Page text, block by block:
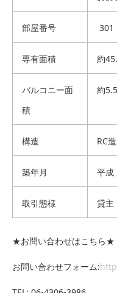
部屋番号 301
専有面積 約
バルコニー面
積
約
構造 RC
築年月 平成
取引態様 貸主
★お問い合わせはこちら★
お問い合わせフォーム: